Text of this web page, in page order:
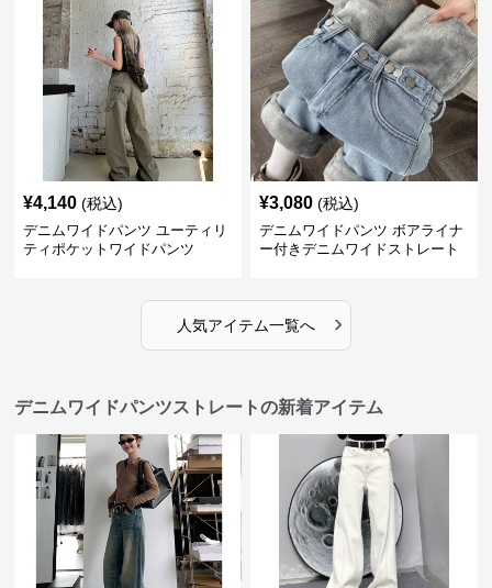
¥4,140 (税込)
デニムワイドパンツ ユーティリ
ティポケットワイドパンツ
¥3,080 (税込)
デニムワイドパンツ ボアライナ
ー付きデニムワイドストレート
人気アイテム一覧へ ›
デニムワイドパンツストレートの新着アイテム